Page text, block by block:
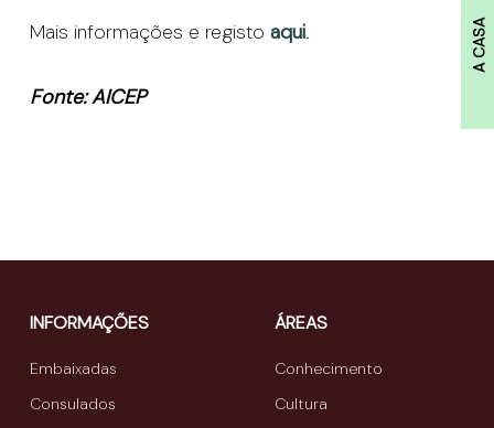
A CASA
Mais informações e registo aqui.
Fonte: AICEP
INFORMAÇÕES
Embaixadas
Consulados
ÁREAS
Conhecimento
Cultura